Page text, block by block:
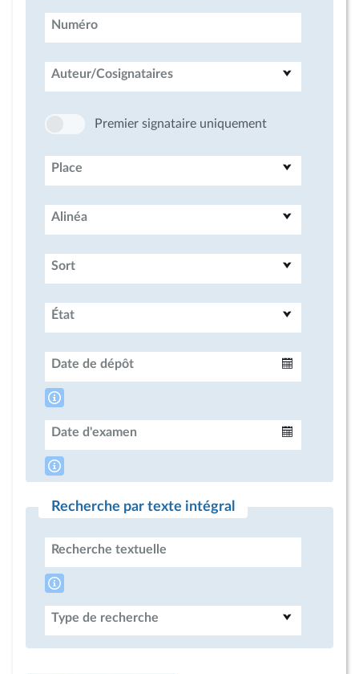
Numéro
Auteur/Cosignataires
Premier signataire uniquement
Place
Alinéa
Sort
État
Date de dépôt
Date d'examen
Recherche par texte intégral
Recherche textuelle
Type de recherche